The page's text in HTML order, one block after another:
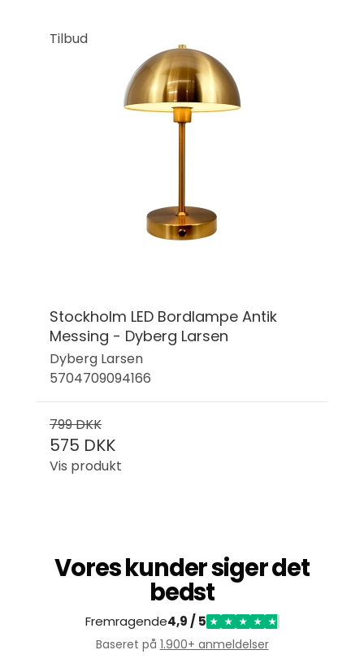
Tilbud
Stockholm LED Bordlampe Antik
Messing - Dyberg Larsen
Dyberg Larsen
5704709094166
799 DKK
575 DKK
Vis produkt
Vores kunder siger det
bedst
Fremragende4,9 / 5 ★ ★ ★ ★ ★
Baseret på 1.900+ anmeldelser